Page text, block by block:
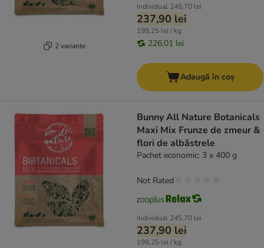
2 variante
Individual 245,70 lei
237,90 lei
198,25 lei / kg
226,01 lei
Adaugă în coș
Bunny All Nature Botanicals
Maxi Mix Frunze de zmeur &
flori de albăstrele
Pachet economic: 3 x 400 g
Individual 245,70 lei
237,90 lei
198,25 lei / kg
Not Rated